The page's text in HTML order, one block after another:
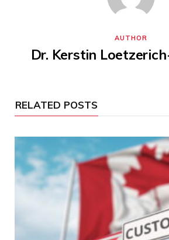
AUTHOR
Dr. Kerstin
RELATED POSTS